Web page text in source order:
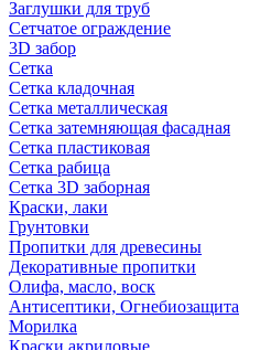
Заглушки для труб
Сетчатое ограждение
3D забор
Сетка
Сетка кладочная
Сетка металлическая
Сетка затемняющая фасадная
Сетка пластиковая
Сетка рабица
Сетка 3D заборная
Краски, лаки
Грунтовки
Пропитки для древесины
Декоративные пропитки
Олифа, масло, воск
Антисептики, Огнебиозащита
Морилка
Краски акриловые